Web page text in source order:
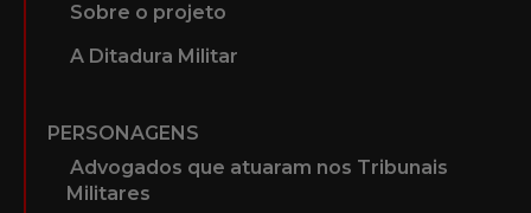
Sobre o projeto
A Ditadura Militar
PERSONAGENS
Advogados que atuaram nos Tribunais
Militares